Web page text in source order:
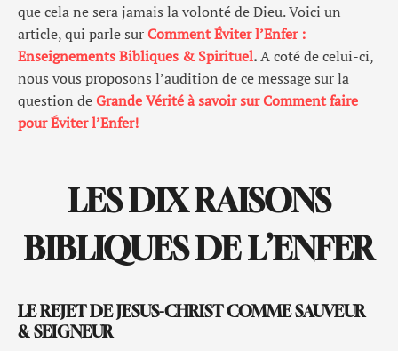
que cela ne sera jamais la volonté de Dieu. Voici un
article, qui parle sur Comment Éviter l’Enfer :
Enseignements Bibliques & Spirituel.A coté de celui-ci,
nous vous proposons l’audition de ce message sur la
question de Grande Vérité à savoir sur Comment faire
pour Éviter l’Enfer!
LES DIX RAISONS
BIBLIQUES DE L’ENFER
LE REJET DE JESUS-CHRIST COMME SAUVEUR
& SEIGNEUR